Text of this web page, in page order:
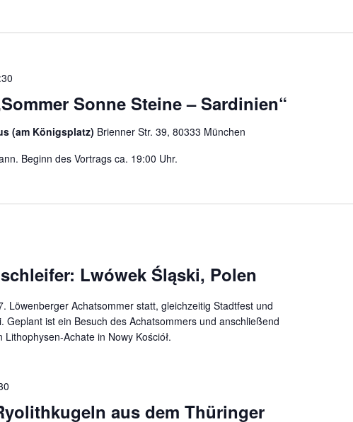
Sonne Steine – Sardinien“
(am Königsplatz) Brienner Str. 39, 80333 München
Beginn des Vortrags ca. 19:00 Uhr.
Lwówek Śląski, Polen
Löwenberger Achatsommer statt, gleichzeitig Stadtfest und
Geplant ist ein Besuch des Achatsommers und anschließend
Achate in Nowy Kościół.
aus dem Thüringer